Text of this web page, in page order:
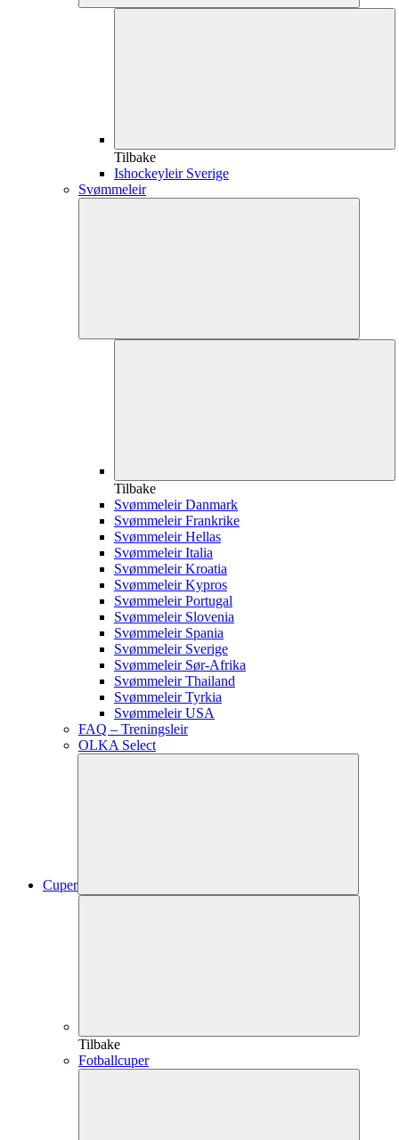
Tilbake
Ishockeyleir Sverige
Svømmeleir
Tilbake
Svømmeleir Danmark
Svømmeleir Frankrike
Svømmeleir Hellas
Svømmeleir Italia
Svømmeleir Kroatia
Svømmeleir Kypros
Svømmeleir Portugal
Svømmeleir Slovenia
Svømmeleir Spania
Svømmeleir Sverige
Svømmeleir Sør-Afrika
Svømmeleir Thailand
Svømmeleir Tyrkia
Svømmeleir USA
FAQ – Treningsleir
OLKA Select
Cuper
Tilbake
Fotballcuper